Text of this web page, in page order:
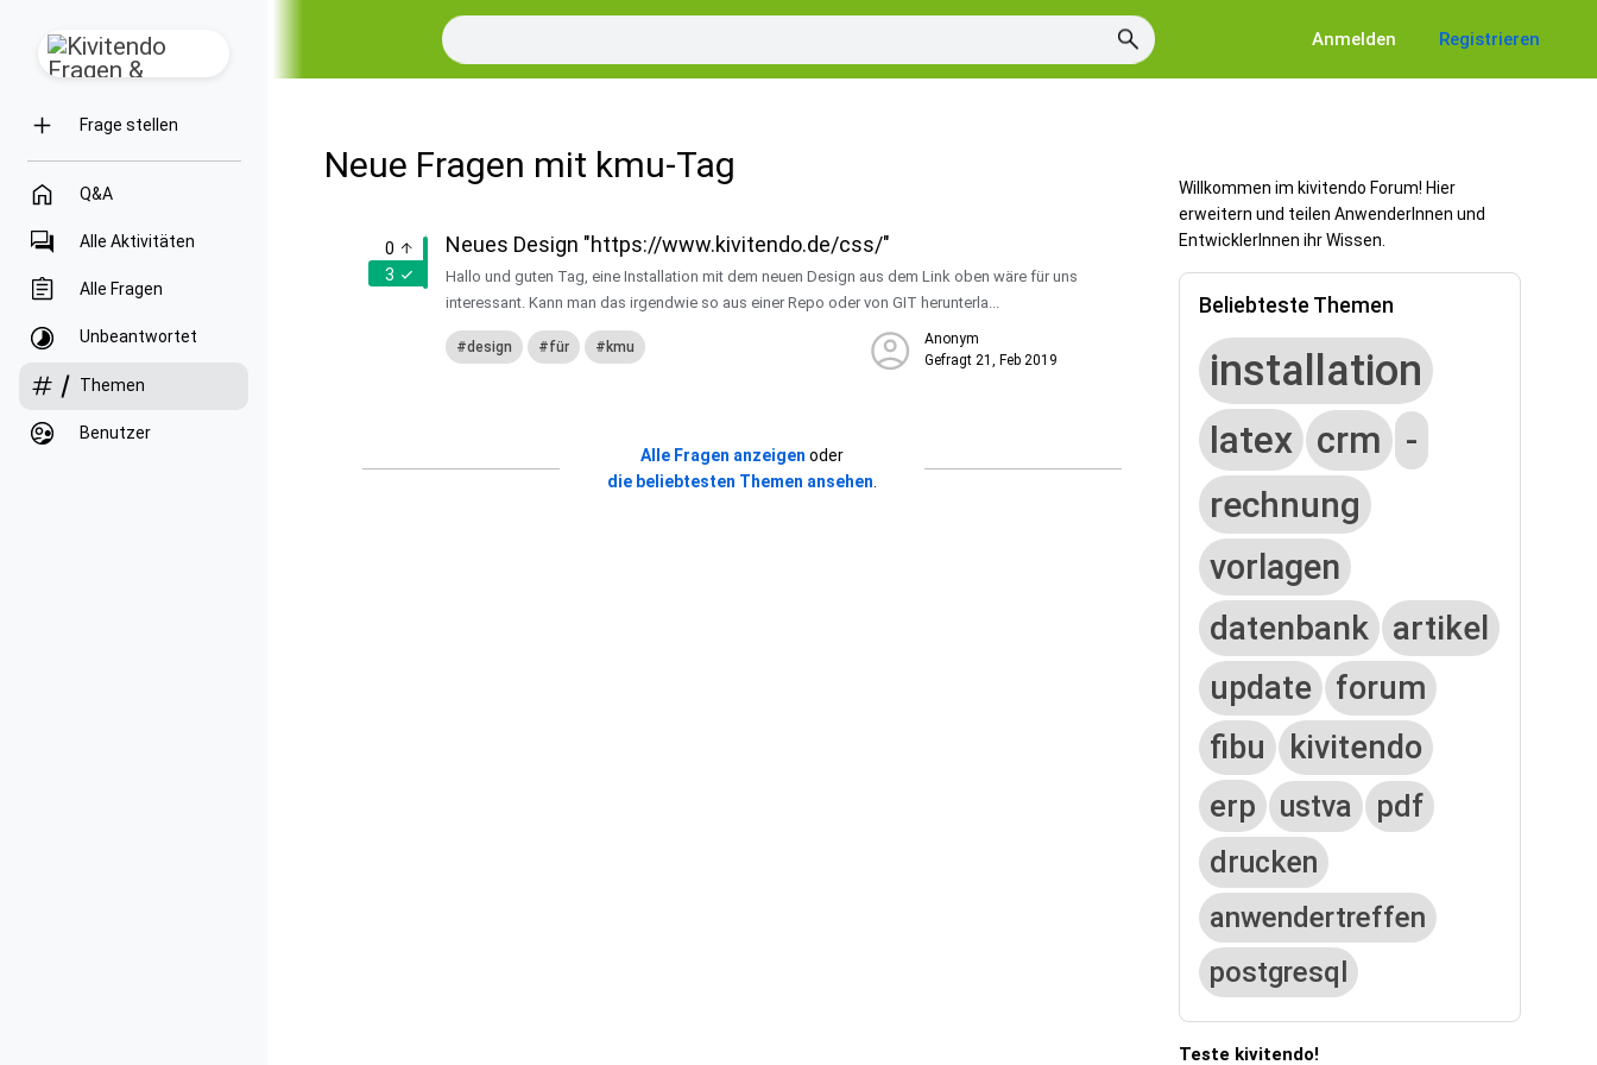
Anmelden Registrieren
Frage stellen
Q&A
Alle Aktivitäten
Alle Fragen
Unbeantwortet
Themen
Benutzer
Neue Fragen mit kmu-Tag
0
3
Neues Design "https://www.kivitendo.de/css/"
Hallo und guten Tag, eine Installation mit dem neuen Design aus dem Link oben wäre für uns
interessant. Kann man das irgendwie so aus einer Repo oder von GIT herunterla...
Anonym
Gefragt 21, Feb 2019
design für kmu
Alle Fragen anzeigen oder
die beliebtesten Themen ansehen
Willkommen im kivitendo Forum! Hier
erweitern und teilen AnwenderInnen und
EntwicklerInnen ihr Wissen.
Beliebteste Themen
installation
latex crm
-
rechnung
vorlagen
datenbank artikel
update
forum
fibu
kivitendo
erp ustva
pdf
drucken
anwendertreffen
postgresql
Teste kivitendo!